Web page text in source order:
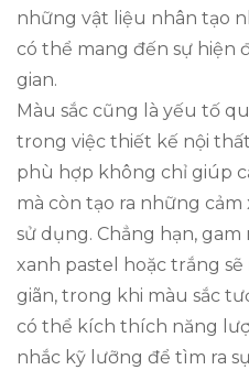
những vật liệu nhân tạo
có thể mang đến sự hiện
gian.
Màu sắc cũng là yếu tố
trong việc thiết kế nội
phù hợp không chỉ giúp
mà còn tạo ra những
sử dụng. Chẳng hạn,
xanh pastel hoặc trắng
giãn, trong khi màu sắc
có thể kích thích năng
nhắc kỹ lưỡng để tìm ra